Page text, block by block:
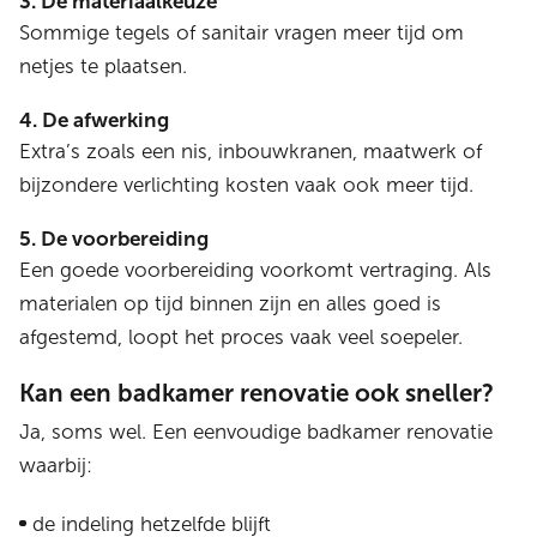
Sommige tegels of sanitair vragen meer tijd om
netjes te plaatsen.
4. De afwerking
Extra’s zoals een nis, inbouwkranen, maatwerk of
bijzondere verlichting kosten vaak ook meer tijd.
5. De voorbereiding
Een goede voorbereiding voorkomt vertraging. Als
materialen op tijd binnen zijn en alles goed is
afgestemd, loopt het proces vaak veel soepeler.
Kan een badkamer renovatie ook sneller?
Ja, soms wel. Een eenvoudige badkamer renovatie
waarbij:
de indeling hetzelfde blijft